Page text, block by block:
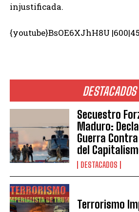
DESTACADOS
Secuestro
Maduro:
Guerra
del
DESTACADOS
Terrorismo
injustificada.
{youtube}BsOE6XJhH8U